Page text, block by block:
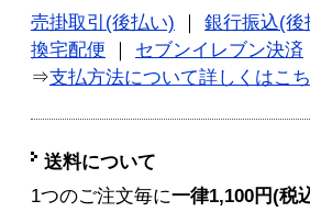
売掛取引(後払い)
銀行振込(後
換宅配便
セブンイレブン決済
⇒支払方法について詳しくはこ
送料について
1つのご注文毎に一律1,100円(税